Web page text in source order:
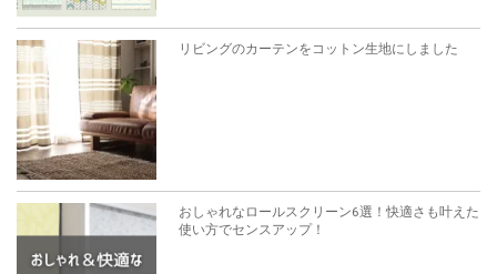
リビングのカーテンをコットン生地にしました
おしゃれなロールスクリーン6選！快適さも叶えた
使い方でセンスアップ！